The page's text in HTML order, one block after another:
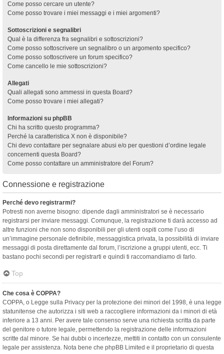
Come posso cercare un utente?
Come posso trovare i miei messaggi e i miei argomenti?
Sottoscrizioni e segnalibri
Qual è la differenza fra segnalibri e sottoscrizioni?
Come posso sottoscrivere un segnalibro o un argomento specifico?
Come posso sottoscrivere un forum specifico?
Come cancello le mie sottoscrizioni?
Allegati
Quali allegati sono ammessi in questa Board?
Come posso trovare i miei allegati?
Informazioni su phpBB
Chi ha scritto questo programma?
Perché la caratteristica X non è disponibile?
Chi devo contattare per segnalare abusi e/o per questioni d’ordine legale
concernenti questa Board?
Come posso contattare un amministratore del Forum?
Connessione e registrazione
Perché devo registrarmi?
Potresti non averne bisogno: dipende dagli amministratori se è necessario
registrarsi per inviare messaggi. Comunque, la registrazione ti darà accesso ad
altre funzioni che non sono disponibili per gli utenti ospiti come l’uso di
un’immagine personale definibile, messaggistica privata, la possibilità di inviare
messaggi di posta direttamente dal forum, l’iscrizione a gruppi utenti, ecc. Ti
bastano pochi secondi per registrarti e quindi ti raccomandiamo di farlo.
Top
Che cosa è COPPA?
COPPA, o Legge sulla Privacy per la protezione dei minori del 1998, è una legge
statunitense che autorizza i siti web a raccogliere informazioni da i minori di età
inferiore a 13 anni. Per avere tale consenso serve una richiesta scritta da parte
del genitore o tutore legale, permettendo la registrazione delle informazioni
scritte dal minore. Se hai dubbi o incertezze, mettiti in contatto con un consulente
legale per assistenza. Nota bene che phpBB Limited e il proprietario di questa